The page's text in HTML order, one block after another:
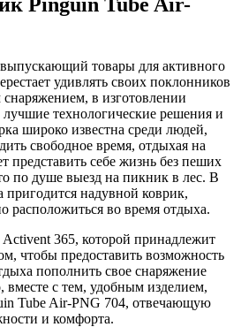
товары для активного
удивлять своих поклонников
в изготовлении
лучшие технологические решения и
широко известна среди людей,
свободное время, отдыхая на
представить себе жизнь без пеших
по душе выезд на пикник в лес. В
пригодится надувной коврик,
расположиться во время отдыха.
365, которой принадлежит
чтобы предоставить возможность
пополнить свое снаряжение
с тем, удобным изделием,
Tube Air-PNG 704, отвечающую
и комфорта.